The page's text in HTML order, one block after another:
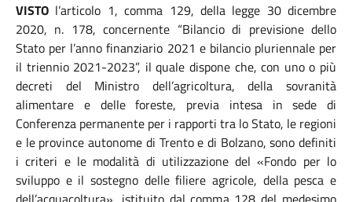
VISTO l’articolo 1, comma 129, della legge 30 dicembre
2020, n. 178, concernente “Bilancio di previsione dello
Stato per l’anno finanziario 2021 e bilancio pluriennale per
il triennio 2021-2023”, il quale dispone che, con uno o più
decreti del Ministro dell’agricoltura, della sovranità
alimentare e delle foreste, previa intesa in sede di
Conferenza permanente per i rapporti tra lo Stato, le regioni
e le province autonome di Trento e di Bolzano, sono definiti
i criteri e le modalità di utilizzazione del «Fondo per lo
sviluppo e il sostegno delle filiere agricole, della pesca e